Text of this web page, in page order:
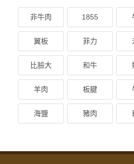
非牛肉 1855
翼板 菲力
比臉大 和牛
羊肉 板腱
海鹽 豬肉